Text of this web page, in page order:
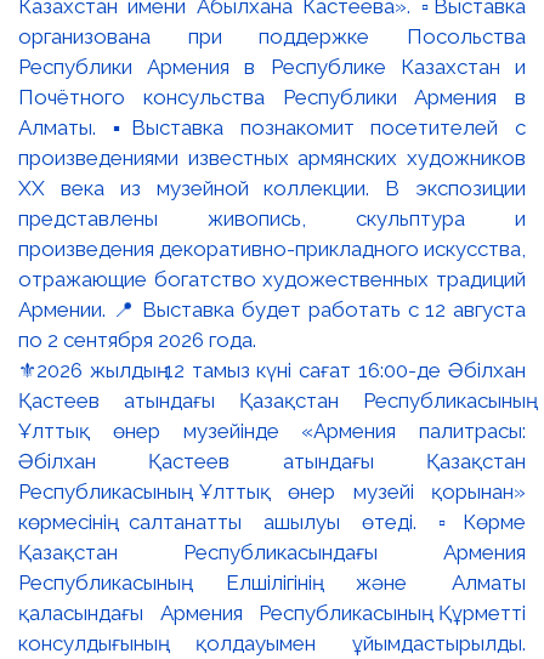
⚜️2026 жылдың 12 тамыз күні сағат 16:00-де Әбілхан
Қастеев атындағы Қазақстан Республикасының
Ұлттық өнер музейінде «Армения палитрасы:
Әбілхан Қастеев атындағы Қазақстан
Республикасының Ұлттық өнер музейі қорынан»
көрмесінің салтанатты ашылуы өтеді. ▫️Көрме
Қазақстан Республикасындағы Армения
Республикасының Елшілігінің және Алматы
қаласындағы Армения Республикасының Құрметті
консулдығының қолдауымен ұйымдастырылды.